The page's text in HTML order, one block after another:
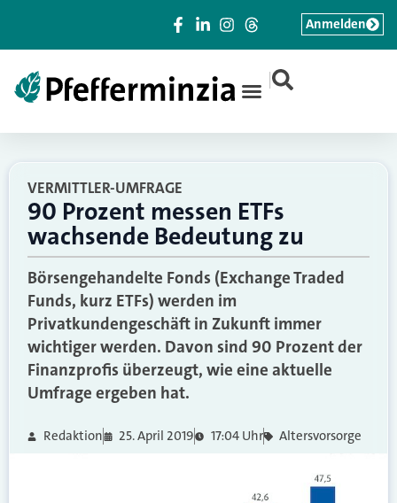
|
Anmelden
VERMITTLER-UMFRAGE
90 Prozent messen ETFs
wachsende Bedeutung zu
Börsengehandelte Fonds (Exchange Traded
Funds, kurz ETFs) werden im
Privatkundengeschäft in Zukunft immer
wichtiger werden. Davon sind 90 Prozent der
Finanzprofis überzeugt, wie eine aktuelle
Umfrage ergeben hat.
Redaktion 25. April 2019 17:04 Uhr Altersvorsorge